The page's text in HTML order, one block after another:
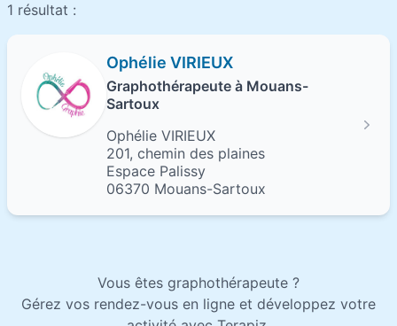
1 résultat :
Ophélie VIRIEUX
Graphothérapeute à Mouans-
Sartoux
Ophélie VIRIEUX
201, chemin des plaines
Espace Palissy
06370 Mouans-Sartoux
Vous êtes graphothérapeute ?
Gérez vos rendez-vous en ligne et développez votre